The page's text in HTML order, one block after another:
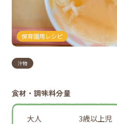
保育園用レシピ
汁物
食材・調味料分量
大人 3歳以上児